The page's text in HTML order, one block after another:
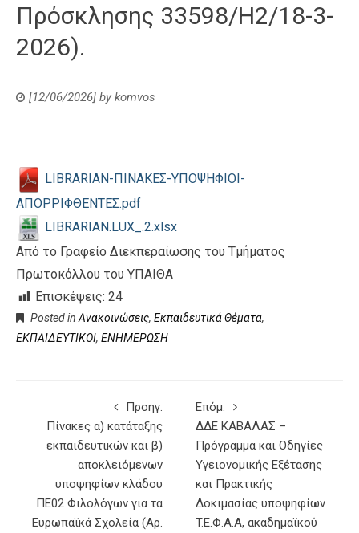
Πρόσκλησης 33598/Η2/18-3-
2026).
[12/06/2026] by komvos
LIBRARIAN-ΠΙΝΑΚΕΣ-ΥΠΟΨΗΦΙΟΙ-
ΑΠΟΡΡΙΦΘΕΝΤΕΣ.pdf
LIBRARIAN.LUX_.2.xlsx
Από το Γραφείο Διεκπεραίωσης του Τμήματος
Πρωτοκόλλου του ΥΠΑΙΘΑ
Επισκέψεις: 24
Posted in Ανακοινώσεις, Εκπαιδευτικά Θέματα,
ΕΚΠΑΙΔΕΥΤΙΚΟΙ, ΕΝΗΜΕΡΩΣΗ
Προηγ.
Πίνακες α) κατάταξης
εκπαιδευτικών και β)
αποκλειόμενων
υποψηφίων κλάδου
ΠΕ02 Φιλολόγων για τα
Ευρωπαϊκά Σχολεία (Αρ.
Επόμ.
ΔΔΕ ΚΑΒΑΛΑΣ –
Πρόγραμμα και Οδηγίες
Υγειονομικής Εξέτασης
και Πρακτικής
Δοκιμασίας υποψηφίων
T.Ε.Φ.Α.Α, ακαδημαϊκού